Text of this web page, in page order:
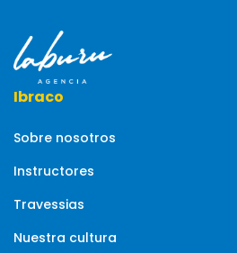
Ibraco
Sobre nosotros
Instructores
Travessias
Nuestra cultura